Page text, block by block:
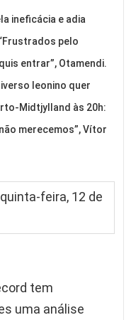
ineficácia e adia
pelo
entrar”, Otamendi.
leonino quer
Midtjylland às 20h:
merecemos”, Vítor
tem
uma análise